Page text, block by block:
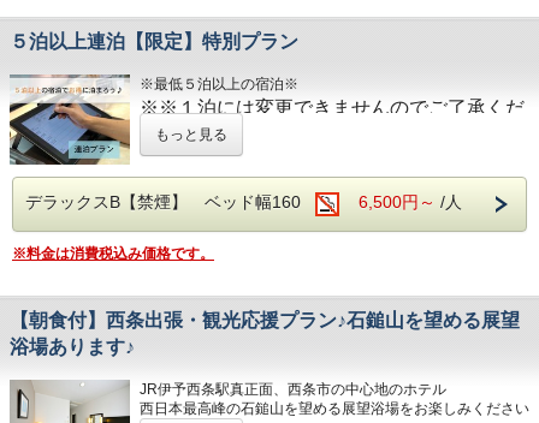
ウェルカムドリンク 14:00〜23:00、コインランドリー 7：
00～22：00（有料）、自動販売機、製氷機、電子レンジ、
■注意事項
団体様の場合や時期によりキャンセル規定が異なります
詳しくはホテルまでお問い合わせくださいませ
ル
西日本最高峰の石鎚山を望める展望浴場をお
■男女別展望浴場(最上階：９階)
ル
楽しみください
■男女別展望浴場(最上階：９階)
西日本最高峰の石鎚山や西条市の街並を望め
る人工ヘルストン温泉
営業時間：14:00~24:00、翌6:00~9:00
隣がコンビニ、石鎚へのバスも真正面バス停
■平面120台駐車場 (敷地内＆第二駐車場)
５泊以上連泊【限定】特別プラン
※最低５泊以上の宿泊※
※※１泊には変更できませんのでご了承くだ
さい！※※
５泊以上宿泊するお客様にお贈りする特別な
ル
もっと見る
デラックスB【禁煙】 ベッド幅160 6,500円～ /人
※料金は消費税込み価格です。
【朝食付】西条出張・観光応援プラン♪石鎚山を望める展望
浴場あります♪
JR伊予西条駅真正面、西条市の中心地のホテル
西日本最高峰の石鎚山を望める展望浴場をお楽しみください